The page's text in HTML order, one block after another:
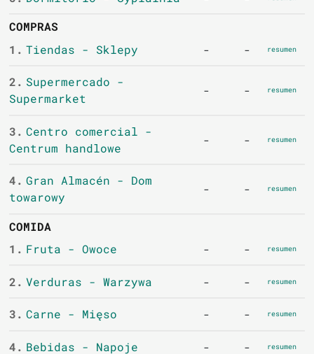
COMPRAS
1. Tiendas - Sklepy - - resumen
2. Supermercado -
Supermarket
- - resumen
3. Centro comercial -
Centrum handlowe
- - resumen
4. Gran Almacén - Dom
towarowy
- - resumen
COMIDA
1. Fruta - Owoce - - resumen
2. Verduras - Warzywa - - resumen
3. Carne - Mięso - - resumen
4. Bebidas - Napoje - - resumen